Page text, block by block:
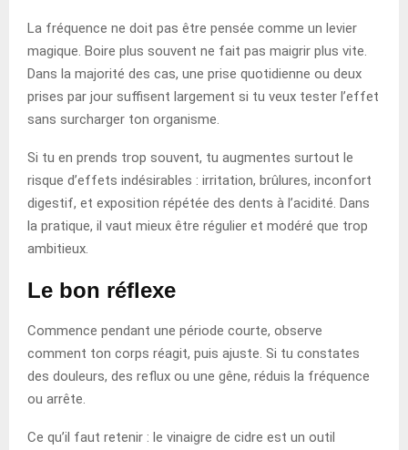
La fréquence ne doit pas être pensée comme un levier
magique. Boire plus souvent ne fait pas maigrir plus vite.
Dans la majorité des cas, une prise quotidienne ou deux
prises par jour suffisent largement si tu veux tester l’effet
sans surcharger ton organisme.
Si tu en prends trop souvent, tu augmentes surtout le
risque d’effets indésirables : irritation, brûlures, inconfort
digestif, et exposition répétée des dents à l’acidité. Dans
la pratique, il vaut mieux être régulier et modéré que trop
ambitieux.
Le bon réflexe
Commence pendant une période courte, observe
comment ton corps réagit, puis ajuste. Si tu constates
des douleurs, des reflux ou une gêne, réduis la fréquence
ou arrête.
Ce qu’il faut retenir : le vinaigre de cidre est un outil